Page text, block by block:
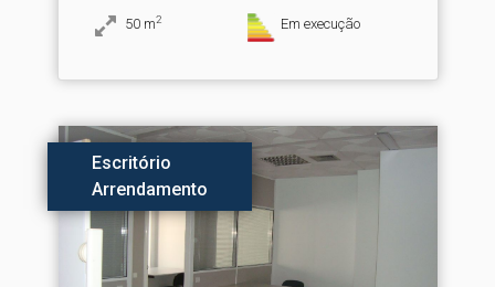
50 m2 Em execução
Escritório
Arrendamento